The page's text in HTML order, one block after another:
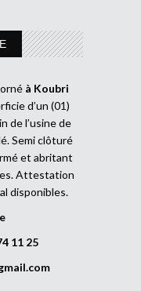
à Koubri
d’un (01)
de l’usine de
Semi clôturé
et abritant
Attestation
disponibles.
11 25